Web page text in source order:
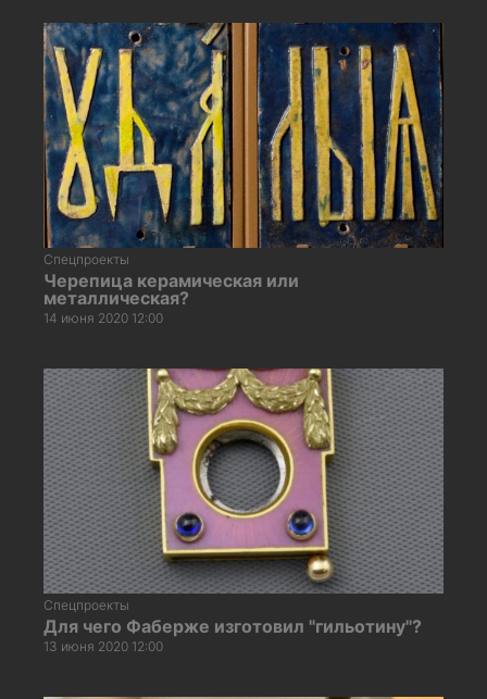
Спецпроекты
Черепица керамическая или
металлическая?
14 июня 2020 12:00
Спецпроекты
Для чего Фаберже изготовил "гильотину"?
13 июня 2020 12:00